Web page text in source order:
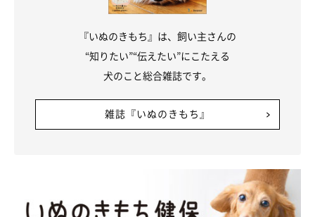
『いぬのきもち』は、飼い主さんの
“知りたい”“伝えたい”にこたえる
犬のこと総合雑誌です。
雑誌『いぬのきもち』